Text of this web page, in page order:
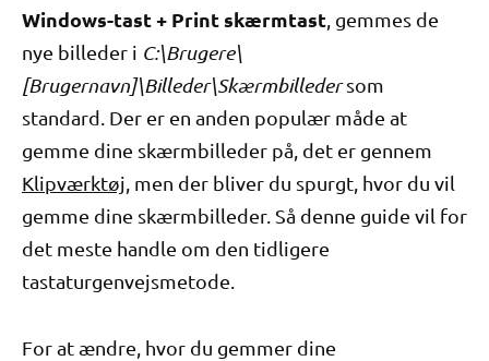
Windows-tast + Print skærmtast, gemmes de
nye billeder i C:\Brugere\
[Brugernavn]\Billeder\Skærmbilledersom
standard. Der er en anden populær måde at
gemme dine skærmbilleder på, det er gennem
Klipværktøj, men der bliver du spurgt, hvor du vil
gemme dine skærmbilleder. Så denne guide vil for
det meste handle om den tidligere
tastaturgenvejsmetode.
For at ændre, hvor du gemmer dine